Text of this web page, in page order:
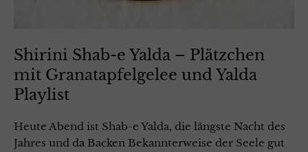
Shirini Shab-e Yalda – Plätzchen
mit Granatapfelgelee und Yalda
Playlist
Heute Abend ist Shab-e Yalda, die längste Nacht des
Jahres und da Backen Bekannterweise der Seele gut